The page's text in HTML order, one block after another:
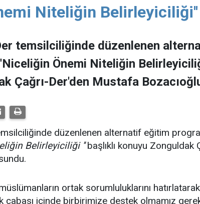
Niteliğin Belirleyiciliği''
temsilciliğinde düzenlenen
Önemi Niteliğin
Çağrı-Der'den Mustafa
düzenlenen alternatif eğitim
Belirleyiciliği ''başlıklı konuyu Zonguldak
ortak sorumluluklarını hatırlatarak
çabası içinde birbirimize destek olmamız